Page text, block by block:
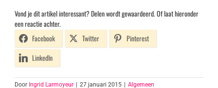
Vond je dit artikel interessant? Delen wordt gewaardeerd. Of laat hieronder
een reactie achter.
Facebook
Twitter
Pinterest
LinkedIn
Door Ingrid Larmoyeur 27 januari 2015 Algemeen